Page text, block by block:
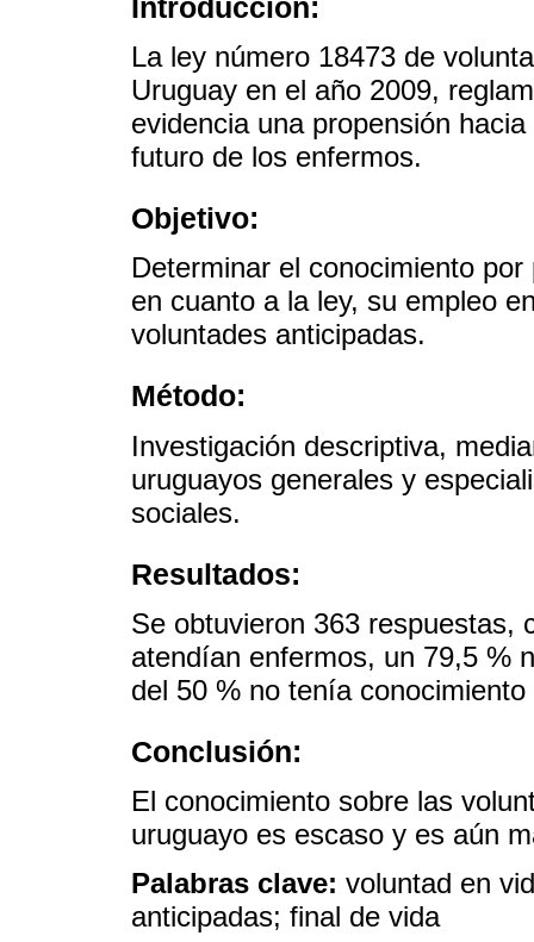
Introducción:
La ley número 18473 de
Uruguay en el año 2009,
evidencia una propensión
futuro de los enfermos.
Objetivo:
Determinar el conocimiento
en cuanto a la ley, su empleo
voluntades anticipadas.
Método:
Investigación descriptiva,
uruguayos generales y
sociales.
Resultados:
Se obtuvieron 363 respuestas,
atendían enfermos, un 79,5 %
del 50 % no tenía conocimiento
Conclusión:
El conocimiento sobre las
uruguayo es escaso y es aún
Palabras clave: voluntad en
anticipadas; final de vida